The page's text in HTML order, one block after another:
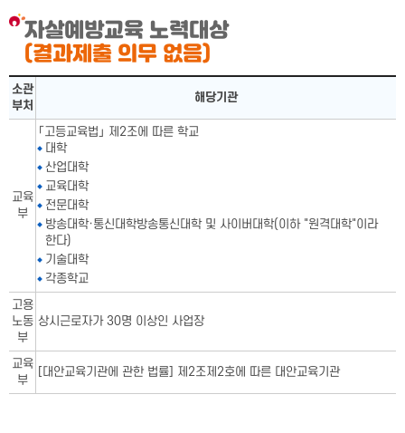
자살예방교육 노력대상
(결과제출 의무 없음)
자살예방교육 노력대상표-소관부처,해당기관으로 구성됨
소관
부처
해당기관
교육
부
「고등교육법」 제2조에 따른 학교
대학
산업대학
교육대학
전문대학
방송대학·통신대학방송통신대학 및 사이버대학(이하 "원격대학"이라
한다)
기술대학
각종학교
고용
노동
부
상시근로자가 30명 이상인 사업장
교육
부
[대안교육기관에 관한 법률] 제2조제2호에 따른 대안교육기관